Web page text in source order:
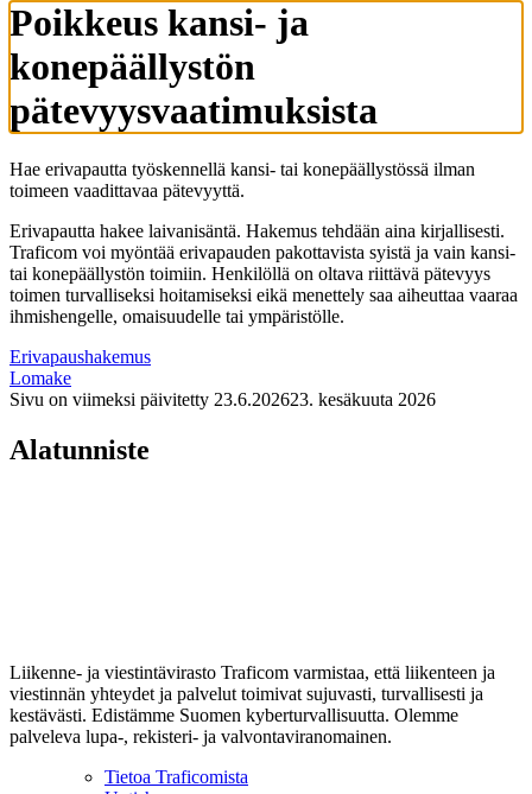
Poikkeus kansi- ja
konepäällystön
pätevyysvaatimuksista
Hae erivapautta työskennellä kansi- tai konepäällystössä ilman
toimeen vaadittavaa pätevyyttä.
Erivapautta hakee laivanisäntä. Hakemus tehdään aina kirjallisesti.
Traficom voi myöntää erivapauden pakottavista syistä ja vain kansi-
tai konepäällystön toimiin. Henkilöllä on oltava riittävä pätevyys
toimen turvalliseksi hoitamiseksi eikä menettely saa aiheuttaa vaaraa
ihmishengelle, omaisuudelle tai ympäristölle.
Erivapaushakemus
Lomake
Sivu on viimeksi päivitetty 23.6.202623. kesäkuuta 2026
Alatunniste
Liikenne- ja viestintävirasto Traficom varmistaa, että liikenteen ja
viestinnän yhteydet ja palvelut toimivat sujuvasti, turvallisesti ja
kestävästi. Edistämme Suomen kyberturvallisuutta. Olemme
palveleva lupa-, rekisteri- ja valvontaviranomainen.
Tietoa Traficomista